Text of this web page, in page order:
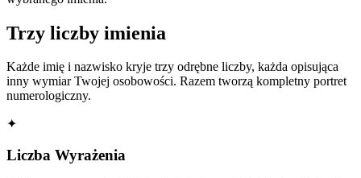
Trzy liczby imienia
Każde imię i nazwisko kryje trzy odrębne liczby, każda opisująca
inny wymiar Twojej osobowości. Razem tworzą kompletny portret
numerologiczny.
✦
Liczba Wyrażenia